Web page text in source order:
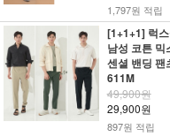
1,797원 적립
[1+1+1] 럭
남성 코튼 믹
센셜 밴딩 팬
611M
49,900원
29,900원
897원 적립